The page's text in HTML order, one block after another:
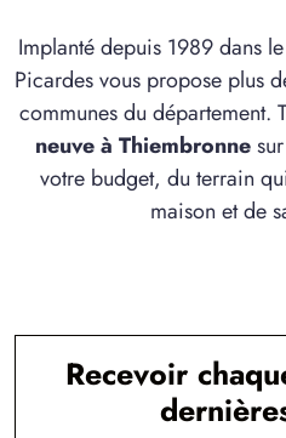
Implanté depuis 1989 dans
Picardes vous propose plus
communes du département.
neuve à Thiembronnesur
votre budget, du terrain
maison et de
Recevoir